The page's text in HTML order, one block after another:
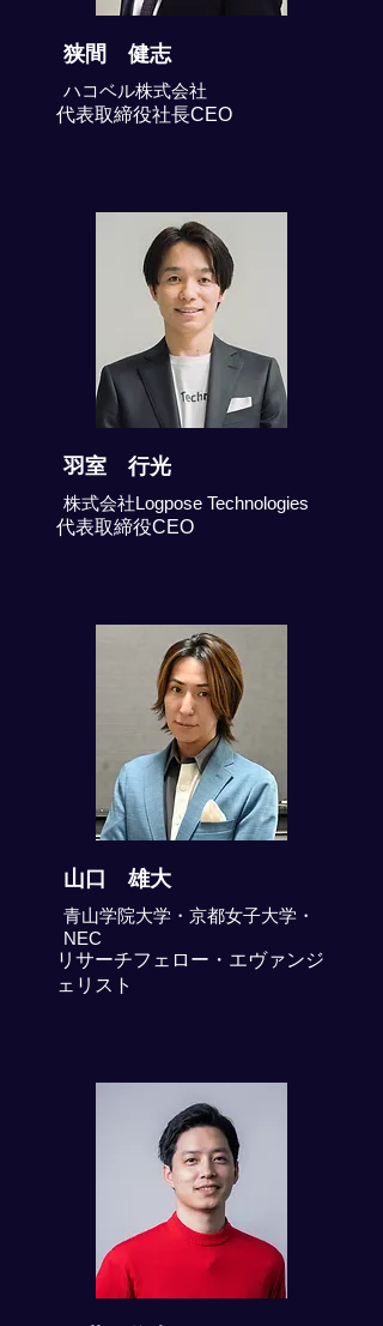
狭間 健志
ハコベル株式会社
代表取締役社長CEO
羽室 行光
株式会社Logpose Technologies
代表取締役CEO
山口 雄大
青山学院大学・京都女子大学・
NEC
リサーチフェロー・エヴァンジ
ェリスト